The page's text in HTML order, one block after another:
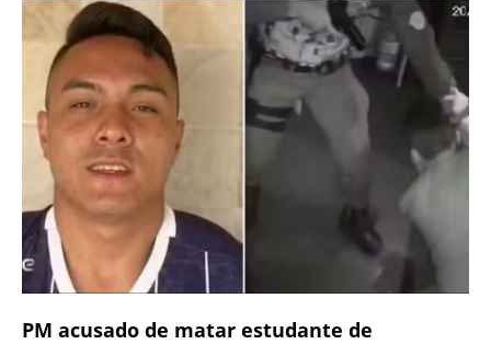
PM acusado de matar estudante de